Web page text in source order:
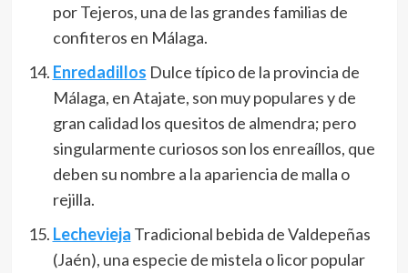
por Tejeros, una de las grandes familias de
confiteros en Málaga.
Enredadillos Dulce típico de la provincia de
Málaga, en Atajate, son muy populares y de
gran calidad los quesitos de almendra; pero
singularmente curiosos son los enreaíllos, que
deben su nombre a la apariencia de malla o
rejilla.
Lechevieja Tradicional bebida de Valdepeñas
(Jaén), una especie de mistela o licor popular